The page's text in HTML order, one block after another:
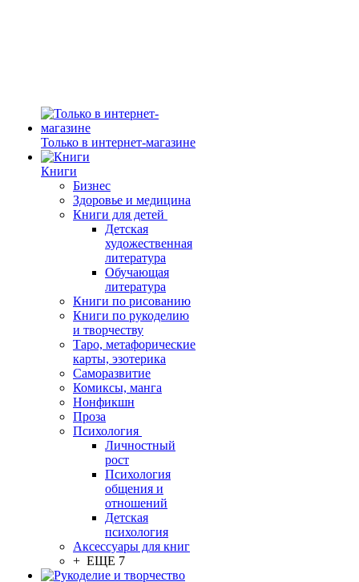
Только в интернет-магазине
Книги
Бизнес
Здоровье и медицина
Книги для детей
Детская
художественная
литература
Обучающая
литература
Книги по рисованию
Книги по рукоделию
и творчеству
Таро, метафорические
карты, эзотерика
Саморазвитие
Комиксы, манга
Нонфикшн
Проза
Психология
Личностный
рост
Психология
общения и
отношений
Детская
психология
Аксессуары для книг
+ ЕЩЕ 7